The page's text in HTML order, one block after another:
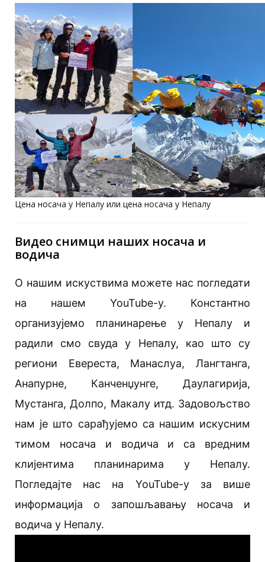
Цена носача у Непалу или цена носача у Непалу
Видео снимци наших носача и
водича
О нашим искуствима можете нас погледати
на нашем YouTube-у. Константно
организујемо планинарење у Непалу и
радили смо свуда у Непалу, као што су
региони Евереста, Манаслуа, Лангтанга,
Анапурне, Канченџунге, Даулагирија,
Мустанга, Долпо, Макалу итд. Задовољство
нам је што сарађујемо са нашим искусним
тимом носача и водича и са вредним
клијентима планинарима у Непалу.
Погледајте нас на YouTube-у за више
информација о запошљавању носача и
водича у Непалу.